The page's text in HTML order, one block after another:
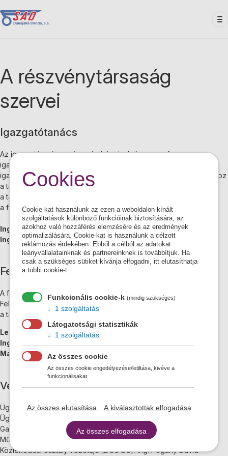
a
tartalomra
A részvénytársaság
szervei
Igazgatótanács
Az igazgatótanács a társaság képviseleti szerve. Az
igazgatótanács képviseli a társaságot minden ügyben. Az
igazgatótanács irányítja a társaság tevékenységét, döntéseket hoz
a társaság minden ügyében, kivéve, ha a jogszabályok vagy
a társaság Szabályzata nem rendeli azokat a taggyűlés vagy
a felügyelő bizottság hatáskörébe.
Ing. Michal Humeník - Az igazgatótanácsa elnöke
Ing. Erika Humeníková - Az igazgatótanács tagja
Felügyelő bizottság
A felügyelő bizottság a társaság legfőbb ellenőrző szerve.
Felügyeli a társaság igazgatótanácsának hatásköre ellátását és
a társaság vállalkozói tevékenységének megvalósulását.
Lenka Hajdúová - A felügyelő bizottság elnöke
Ing. Lukáš David - A felügyelő bizottság tagjai
Marek Promer - A felügyelő bizottság tagjai
Vezetőség:
Ügyvezető igazgató: Ing. Michal Humeník
Ügyvezető igazgató helyettese: Ing. Erika Humeníková
Gazdasági osztály vezetője: Lenka Hajdúová
Műszaki osztály vezetője (DOS DS): Jozef Kausitz
Közlekedési osztály vezetője (DOS DS): Ing. Pogány Dávid
Cookies
Cookie-kat használunk az ezen a weboldalon kínált
szolgáltatások különböző funkcióinak biztosítására, az
azokhoz való hozzáférés elemzésére és az eredmények
optimalizálására. Cookie-kat is használunk a célzott
reklámozás érdekében. Ebből a célból az adatokat
leányvállalatainknak és partnereinknek is továbbítjuk. Ha
csak a szükséges sütiket kívánja elfogadni, itt elutasíthatja
a többi cookie-t.
Funkcionális cookie-k (mindig szükséges)
1 szolgáltatás
Látogatotsági statisztikák
1 szolgáltatás
Az összes cookie
Az összes cookie engedélyezése/letiltása, kivéve a
funkcionálisakat
Az összes elutasítása A kiválasztottak elfogadása
Az összes elfogadása